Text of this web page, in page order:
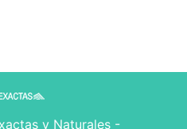
y Naturales -